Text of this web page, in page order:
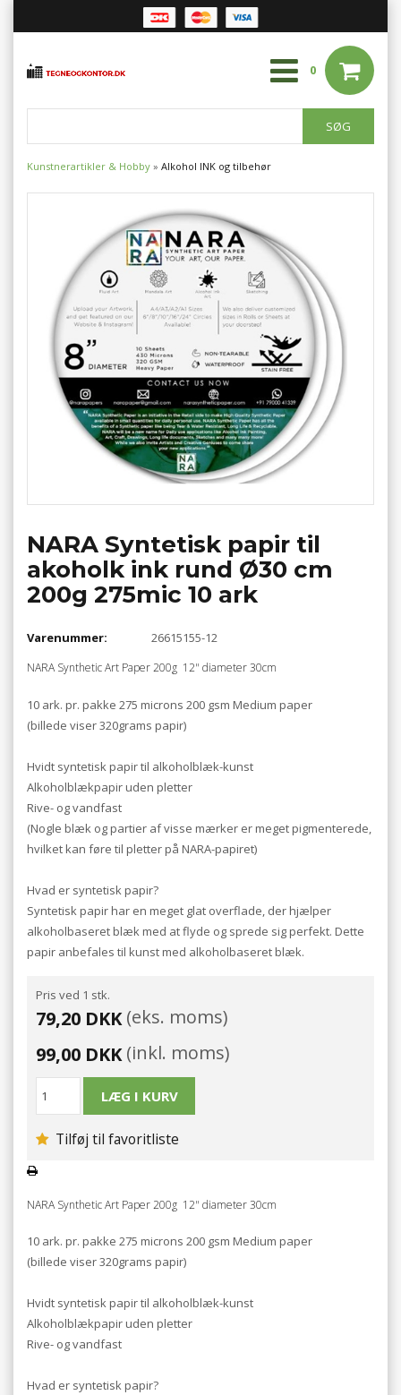
0
Kunstnerartikler & Hobby » Alkohol INK og tilbehør
NARA Syntetisk papir til
akoholk ink rund Ø30 cm
200g 275mic 10 ark
Varenummer: 26615155-12
NARA Synthetic Art Paper 200g 12" diameter 30cm
10 ark. pr. pakke 275 microns 200 gsm Medium paper
(billede viser 320grams papir)
Hvidt syntetisk papir til alkoholblæk-kunst
Alkoholblækpapir uden pletter
Rive- og vandfast
(Nogle blæk og partier af visse mærker er meget pigmenterede,
hvilket kan føre til pletter på NARA-papiret)
Hvad er syntetisk papir?
Syntetisk papir har en meget glat overflade, der hjælper
alkoholbaseret blæk med at flyde og sprede sig perfekt. Dette
papir anbefales til kunst med alkoholbaseret blæk.
Pris ved 1 stk.
79,20 DKK(eks. moms)
99,00 DKK(inkl. moms)
Tilføj til favoritliste
NARA Synthetic Art Paper 200g 12" diameter 30cm
10 ark. pr. pakke 275 microns 200 gsm Medium paper
(billede viser 320grams papir)
Hvidt syntetisk papir til alkoholblæk-kunst
Alkoholblækpapir uden pletter
Rive- og vandfast
Hvad er syntetisk papir?